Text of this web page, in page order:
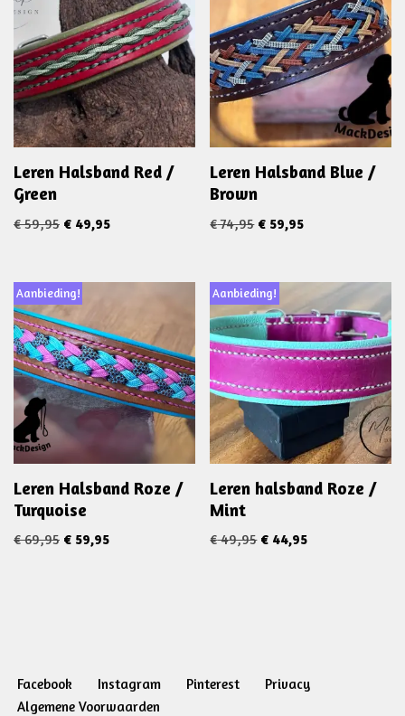
Leren Halsband Red /
Green
€59,95 € 49,95
Leren Halsband Blue /
Brown
€74,95 € 59,95
Aanbieding!
Leren Halsband Roze /
Turquoise
€69,95 € 59,95
Aanbieding!
Leren halsband Roze /
Mint
€49,95 € 44,95
Facebook Instagram Pinterest
Privacy
Algemene Voorwaarden